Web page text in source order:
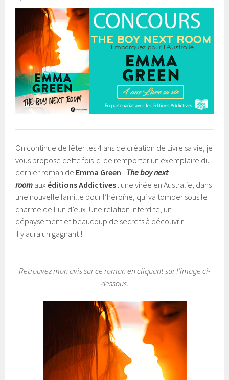
On continue de fêter les 4 ans de création de Livre sa vie, je
vous propose cette fois-ci de remporter un exemplaire du
dernier roman de Emma Green ! The boy next
room auxéditions Addictives : une virée en Australie, dans
une nouvelle famille pour l’héroïne, qui va tomber sous le
charme de l’un d’eux. Une relation interdite, un
dépaysement et beaucoup de secrets à découvrir.
Il y aura un gagnant !
Retrouvez mon avis sur ce roman en cliquant sur l’image ci-
dessous.